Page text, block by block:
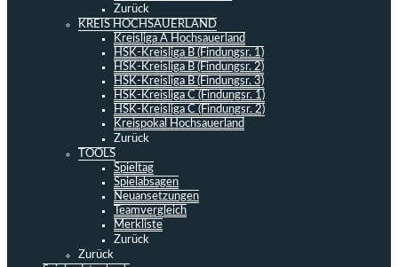
Zurück
KREIS HOCHSAUERLAND
Kreisliga A Hochsauerland
HSK-Kreisliga B (Findungsr. 1)
HSK-Kreisliga B (Findungsr. 2)
HSK-Kreisliga B (Findungsr. 3)
HSK-Kreisliga C (Findungsr. 1)
HSK-Kreisliga C (Findungsr. 2)
Kreispokal Hochsauerland
Zurück
TOOLS
Spieltag
Spielabsagen
Neuansetzungen
Teamvergleich
Merkliste
Zurück
Zurück